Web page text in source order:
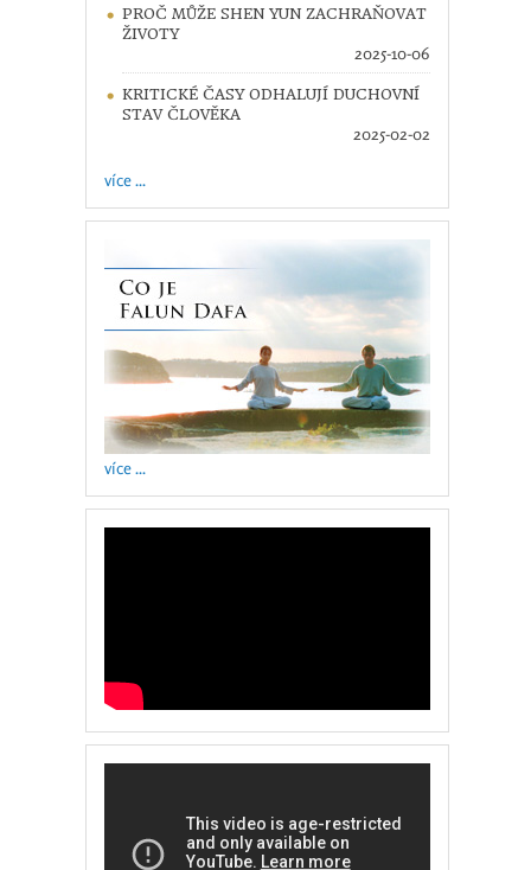
PROČ MŮŽE SHEN YUN ZACHRAŇOVAT
ŽIVOTY
2025-10-06
KRITICKÉ ČASY ODHALUJÍ DUCHOVNÍ
STAV ČLOVĚKA
2025-02-02
více ...
více ...